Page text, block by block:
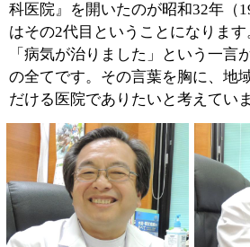
けて診療をおこなっています。建物を改築する際
症を防ぐ有効な対策としてこの運びとなりました
として広すぎてしまい、その点ではいささか困っ
るんですが（苦笑）。
■先生が診療に際し、特に注意をされてい
最初に診せていただい
お子さんの雰囲気が非
切だと考えています。
例えばの話ですが、
があっても割に元気
いれば、逆に37度5分